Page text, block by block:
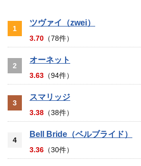
1
ツヴァイ（zwei）
3.70 （78件）
2
オーネット
3.63 （94件）
3
スマリッジ
3.38 （38件）
4
Bell Bride（ベルブライド）
3.36 （30件）